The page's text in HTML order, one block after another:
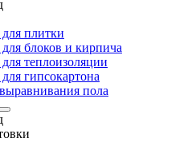
плитки
блоков и кирпича
теплоизоляции
гипсокартона
пола